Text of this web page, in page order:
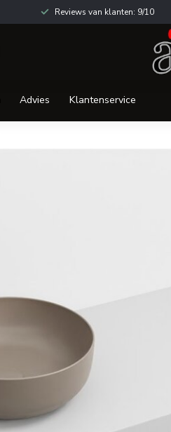
Reviews van klanten: 9/10
Advies Klantenservice